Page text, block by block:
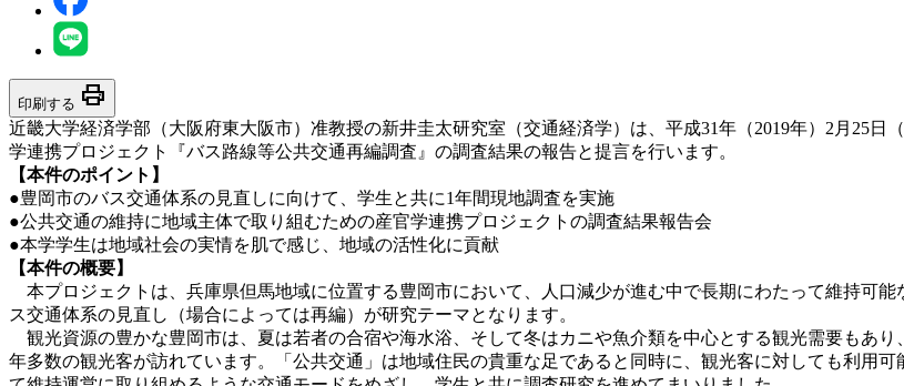
印刷する print
近畿大学経済学部（大阪府東大阪市）准教授の新井圭太研究室（交通経済学）は、平成31年（2019年）2月25
学連携プロジェクト『バス路線等公共交通再編調査』の調査結果の報告と提言を行います。
【本件のポイント】
●豊岡市のバス交通体系の見直しに向けて、学生と共に1年間現地調査を実施
●公共交通の維持に地域主体で取り組むための産官学連携プロジェクトの調査結果報告会
●本学学生は地域社会の実情を肌で感じ、地域の活性化に貢献
【本件の概要】
本プロジェクトは、兵庫県但馬地域に位置する豊岡市において、人口減少が進む中で長期にわたって維持可
ス交通体系の見直し（場合によっては再編）が研究テーマとなります。
観光資源の豊かな豊岡市は、夏は若者の合宿や海水浴、そして冬はカニや魚介類を中心とする観光需要もあ
年多数の観光客が訪れています。「公共交通」は地域住民の貴重な足であると同時に、観光客に対しても利用